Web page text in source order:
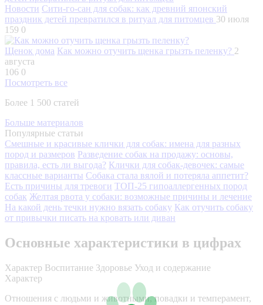
Новости Сити-го-сан для собак: как древний японский
праздник детей превратился в ритуал для питомцев 30 июля
159 0
Щенок дома Как можно отучить щенка грызть пеленку? 2
августа
106 0
Посмотреть все
Более 1 500 статей
Больше материалов
Популярные статьи
Смешные и красивые клички для собак: имена для разных
пород и размеров Разведение собак на продажу: основы,
правила, есть ли выгода? Клички для собак-девочек: самые
классные варианты Собака стала вялой и потеряла аппетит?
Есть причины для тревоги ТОП-25 гипоаллергенных пород
собак Желтая рвота у собаки: возможные причины и лечение
На какой день течки нужно вязать собаку Как отучить собаку
от привычки писать на кровать или диван
Основные характеристики в цифрах
Характер Воспитание Здоровье Уход и содержание
Характер
Отношения с людьми и животными, повадки и темперамент,